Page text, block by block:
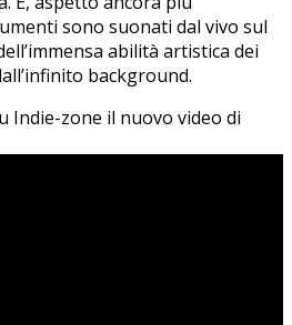
sono suonati dal vivo sul
abilità artistica dei
background.
Indie-zone il nuovo video di